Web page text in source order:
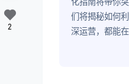
们将揭秘如何
深运营，都能
2